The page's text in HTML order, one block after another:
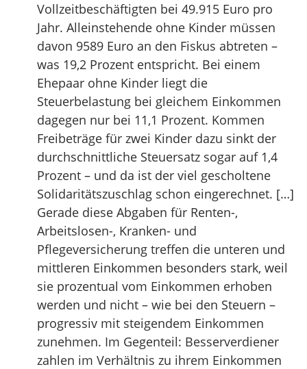
Vollzeitbeschäftigten bei 49.915 Euro pro
Jahr. Alleinstehende ohne Kinder müssen
davon 9589 Euro an den Fiskus abtreten –
was 19,2 Prozent entspricht. Bei einem
Ehepaar ohne Kinder liegt die
Steuerbelastung bei gleichem Einkommen
dagegen nur bei 11,1 Prozent. Kommen
Freibeträge für zwei Kinder dazu sinkt der
durchschnittliche Steuersatz sogar auf 1,4
Prozent – und da ist der viel gescholtene
Solidaritätszuschlag schon eingerechnet. […]
Gerade diese Abgaben für Renten-,
Arbeitslosen-, Kranken- und
Pflegeversicherung treffen die unteren und
mittleren Einkommen besonders stark, weil
sie prozentual vom Einkommen erhoben
werden und nicht – wie bei den Steuern –
progressiv mit steigendem Einkommen
zunehmen. Im Gegenteil: Besserverdiener
zahlen im Verhältnis zu ihrem Einkommen